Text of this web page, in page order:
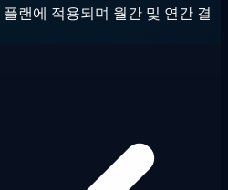
플랜에 적용되며 월간 및 연간 결